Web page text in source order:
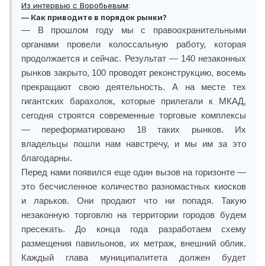
Из интервью с Воробьевым:
— Как приводите в порядок рынки?
— В прошлом году мы с правоохранительными
органами провели колоссальную работу, которая
продолжается и сейчас. Результат — 140 незаконных
рынков закрыто, 100 проводят реконструкцию, восемь
прекращают свою деятельность. А на месте тех
гигантских барахолок, которые прилегали к МКАД,
сегодня строятся современные торговые комплексы
— переформатировано 18 таких рынков. Их
владельцы пошли нам навстречу, и мы им за это
благодарны.
Перед нами появился еще один вызов на горизонте —
это бесчисленное количество разномастных киосков
и ларьков. Они продают что ни попадя. Такую
незаконную торговлю на территории городов будем
пресекать. До конца года разработаем схему
размещения павильонов, их метраж, внешний облик.
Каждый глава муниципалитета должен будет